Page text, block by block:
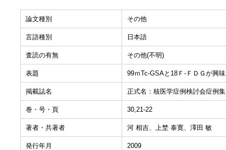
論文種別 その他
言語種別 日本語
査読の有無 その他(不明)
表題 99ｍTc-GSAと18Ｆ-ＦＤＧが興
掲載誌名 正式名：核医学症例検討会症例集
巻・号・頁 30,21-22
著者・共著者 河 相吉、上埜 泰寛、澤田 敏
発行年月 2009